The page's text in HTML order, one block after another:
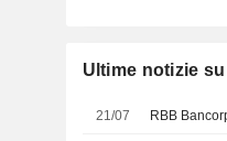
Ultime notizie
21/07 RBB